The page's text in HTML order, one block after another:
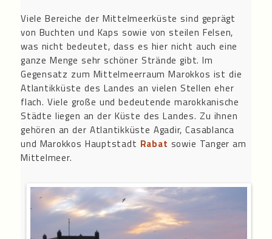
Viele Bereiche der Mittelmeerküste sind geprägt
von Buchten und Kaps sowie von steilen Felsen,
was nicht bedeutet, dass es hier nicht auch eine
ganze Menge sehr schöner Strände gibt. Im
Gegensatz zum Mittelmeerraum Marokkos ist die
Atlantikküste des Landes an vielen Stellen eher
flach. Viele große und bedeutende marokkanische
Städte liegen an der Küste des Landes. Zu ihnen
gehören an der Atlantikküste Agadir, Casablanca
und Marokkos Hauptstadt Rabat sowie Tanger am
Mittelmeer.